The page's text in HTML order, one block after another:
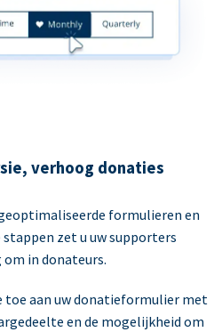
verhoog donaties
formulieren en
zet u uw supporters
om in donateurs.
toe aan uw donatieformulier met
en de mogelijkheid om